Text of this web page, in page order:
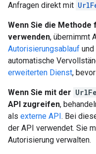
Anfragen direkt mit
Wenn Sie die
verwenden, übernimmt
Autorisierungsablauf
automatische
erweiterten Dienst,
Wenn Sie mit der
API zugreifen,
als externe API. Bei
der API verwendet. Sie
Autorisierung verwalten.